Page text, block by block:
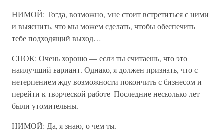
НИМОЙ: Тогда, возможно, мне стоит встретиться с ними
и выяснить, что мы можем сделать, чтобы обеспечить
тебе подходящий выход…
СПОК: Очень хорошо — если ты считаешь, что это
наилучший вариант. Однако, я должен признать, что с
нетерпением жду возможности покончить с бизнесом и
перейти к творческой работе. Последние несколько лет
были утомительны.
НИМОЙ: Да, я знаю, о чем ты.